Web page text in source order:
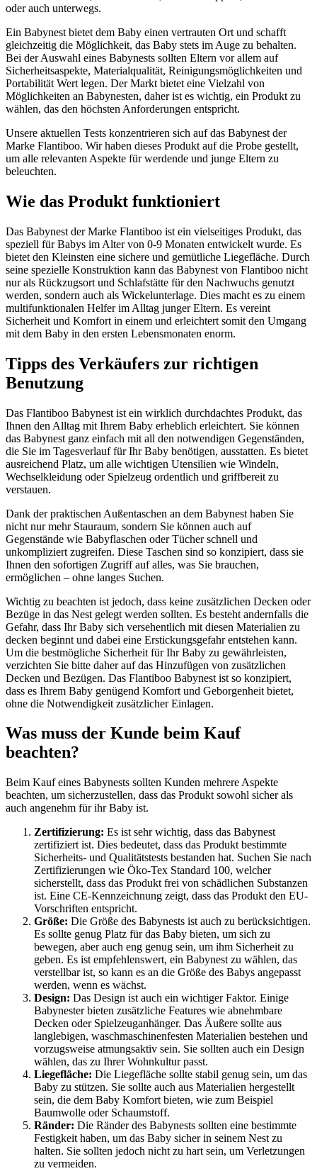
oder auch unterwegs.
Ein Babynest bietet dem Baby einen vertrauten Ort und schafft
gleichzeitig die Möglichkeit, das Baby stets im Auge zu behalten.
Bei der Auswahl eines Babynests sollten Eltern vor allem auf
Sicherheitsaspekte, Materialqualität, Reinigungsmöglichkeiten und
Portabilität Wert legen. Der Markt bietet eine Vielzahl von
Möglichkeiten an Babynesten, daher ist es wichtig, ein Produkt zu
wählen, das den höchsten Anforderungen entspricht.
Unsere aktuellen Tests konzentrieren sich auf das Babynest der
Marke Flantiboo. Wir haben dieses Produkt auf die Probe gestellt,
um alle relevanten Aspekte für werdende und junge Eltern zu
beleuchten.
Wie das Produkt funktioniert
Das Babynest der Marke Flantiboo ist ein vielseitiges Produkt, das
speziell für Babys im Alter von 0-9 Monaten entwickelt wurde. Es
bietet den Kleinsten eine sichere und gemütliche Liegefläche. Durch
seine spezielle Konstruktion kann das Babynest von Flantiboo nicht
nur als Rückzugsort und Schlafstätte für den Nachwuchs genutzt
werden, sondern auch als Wickelunterlage. Dies macht es zu einem
multifunktionalen Helfer im Alltag junger Eltern. Es vereint
Sicherheit und Komfort in einem und erleichtert somit den Umgang
mit dem Baby in den ersten Lebensmonaten enorm.
Tipps des Verkäufers zur richtigen
Benutzung
Das Flantiboo Babynest ist ein wirklich durchdachtes Produkt, das
Ihnen den Alltag mit Ihrem Baby erheblich erleichtert. Sie können
das Babynest ganz einfach mit all den notwendigen Gegenständen,
die Sie im Tagesverlauf für Ihr Baby benötigen, ausstatten. Es bietet
ausreichend Platz, um alle wichtigen Utensilien wie Windeln,
Wechselkleidung oder Spielzeug ordentlich und griffbereit zu
verstauen.
Dank der praktischen Außentaschen an dem Babynest haben Sie
nicht nur mehr Stauraum, sondern Sie können auch auf
Gegenstände wie Babyflaschen oder Tücher schnell und
unkompliziert zugreifen. Diese Taschen sind so konzipiert, dass sie
Ihnen den sofortigen Zugriff auf alles, was Sie brauchen,
ermöglichen – ohne langes Suchen.
Wichtig zu beachten ist jedoch, dass keine zusätzlichen Decken oder
Bezüge in das Nest gelegt werden sollten. Es besteht andernfalls die
Gefahr, dass Ihr Baby sich versehentlich mit diesen Materialien zu
decken beginnt und dabei eine Erstickungsgefahr entstehen kann.
Um die bestmögliche Sicherheit für Ihr Baby zu gewährleisten,
verzichten Sie bitte daher auf das Hinzufügen von zusätzlichen
Decken und Bezügen. Das Flantiboo Babynest ist so konzipiert,
dass es Ihrem Baby genügend Komfort und Geborgenheit bietet,
ohne die Notwendigkeit zusätzlicher Einlagen.
Was muss der Kunde beim Kauf
beachten?
Beim Kauf eines Babynests sollten Kunden mehrere Aspekte
beachten, um sicherzustellen, dass das Produkt sowohl sicher als
auch angenehm für ihr Baby ist.
Zertifizierung: Es ist sehr wichtig, dass das Babynest
zertifiziert ist. Dies bedeutet, dass das Produkt bestimmte
Sicherheits- und Qualitätstests bestanden hat. Suchen Sie nach
Zertifizierungen wie Öko-Tex Standard 100, welcher
sicherstellt, dass das Produkt frei von schädlichen Substanzen
ist. Eine CE-Kennzeichnung zeigt, dass das Produkt den EU-
Vorschriften entspricht.
Größe: Die Größe des Babynests ist auch zu berücksichtigen.
Es sollte genug Platz für das Baby bieten, um sich zu
bewegen, aber auch eng genug sein, um ihm Sicherheit zu
geben. Es ist empfehlenswert, ein Babynest zu wählen, das
verstellbar ist, so kann es an die Größe des Babys angepasst
werden, wenn es wächst.
Design: Das Design ist auch ein wichtiger Faktor. Einige
Babynester bieten zusätzliche Features wie abnehmbare
Decken oder Spielzeuganhänger. Das Äußere sollte aus
langlebigen, waschmaschinenfesten Materialien bestehen und
vorzugsweise atmungsaktiv sein. Sie sollten auch ein Design
wählen, das zu Ihrer Wohnkultur passt.
Liegefläche: Die Liegefläche sollte stabil genug sein, um das
Baby zu stützen. Sie sollte auch aus Materialien hergestellt
sein, die dem Baby Komfort bieten, wie zum Beispiel
Baumwolle oder Schaumstoff.
Ränder: Die Ränder des Babynests sollten eine bestimmte
Festigkeit haben, um das Baby sicher in seinem Nest zu
halten. Sie sollten jedoch nicht zu hart sein, um Verletzungen
zu vermeiden.